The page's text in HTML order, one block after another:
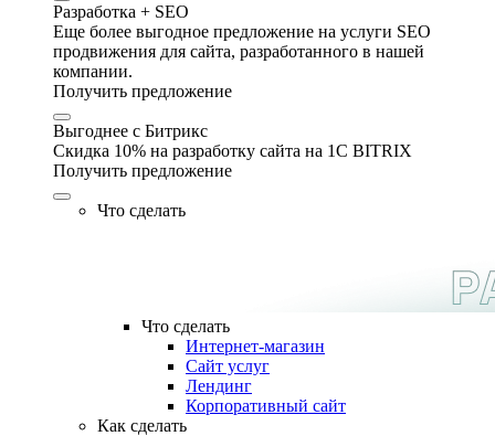
Разработка + SEO
Еще более выгодное предложение на услуги SEO
продвижения для сайта, разработанного в нашей
компании.
Получить предложение
Выгоднее с Битрикс
Скидка 10% на разработку сайта на 1C BITRIX
Получить предложение
Что сделать
Что сделать
Интернет-магазин
Сайт услуг
Лендинг
Корпоративный сайт
Как сделать